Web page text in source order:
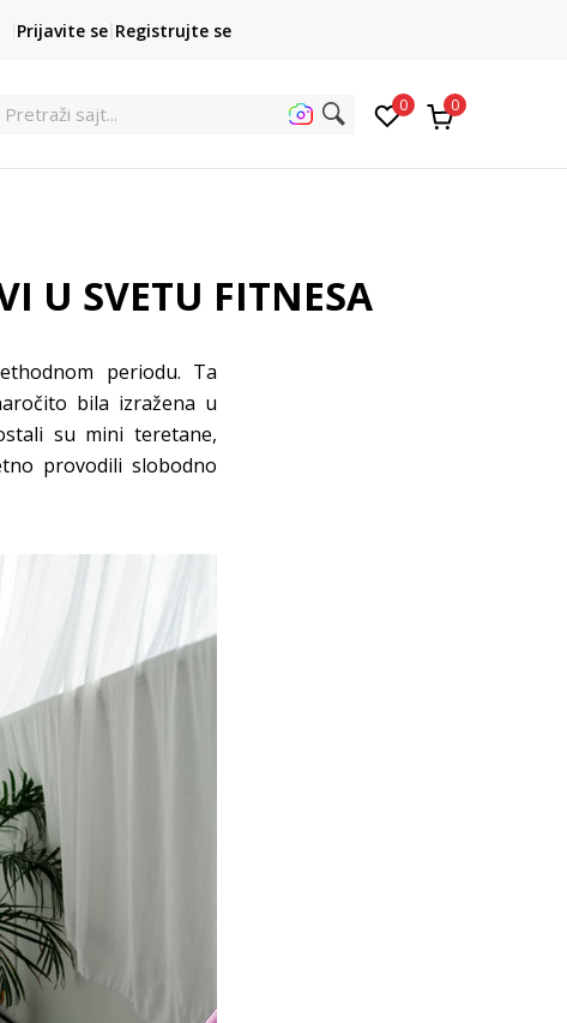
POZOVITE NAS
011 422 1422
Prijavite se Registrujte se
Pretraži sa 0 0
U SVETU FITNESA
periodu. Ta
bila izražena u
su mini teretane,
provodili slobodno